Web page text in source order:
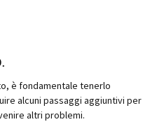
è fondamentale tenerlo
alcuni passaggi aggiuntivi per
altri problemi.